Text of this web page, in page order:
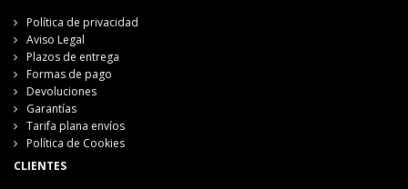
Política de privacidad
Aviso Legal
Plazos de entrega
Formas de pago
Devoluciones
Garantías
Tarifa plana envíos
Política de Cookies
CLIENTES